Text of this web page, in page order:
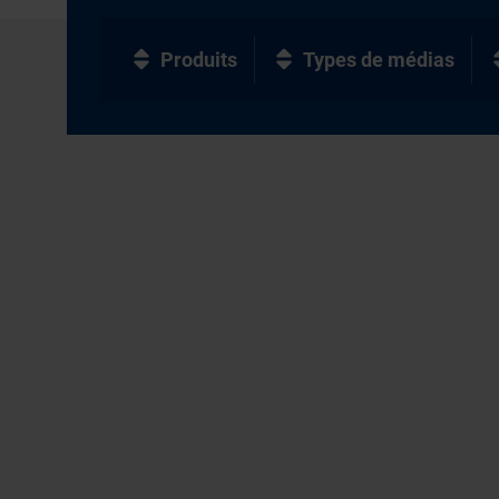
Produits Types de médias